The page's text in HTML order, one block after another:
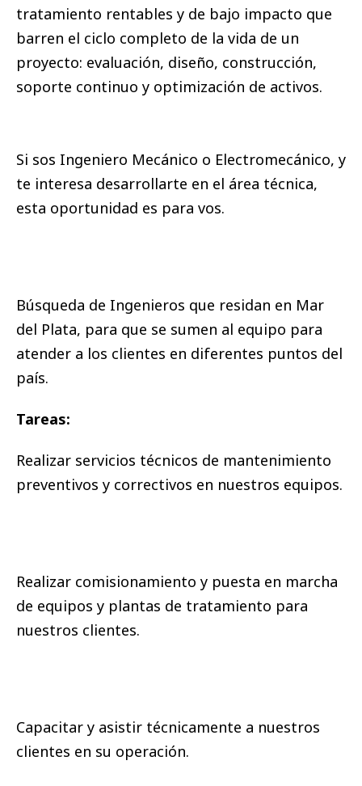
tratamiento rentables y de bajo impacto que
barren el ciclo completo de la vida de un
proyecto: evaluación, diseño, construcción,
soporte continuo y optimización de activos.
Si sos Ingeniero Mecánico o Electromecánico, y
te interesa desarrollarte en el área técnica,
esta oportunidad es para vos.
Búsqueda de Ingenieros que residan en Mar
del Plata, para que se sumen al equipo para
atender a los clientes en diferentes puntos del
país.
Tareas:
Realizar servicios técnicos de mantenimiento
preventivos y correctivos en nuestros equipos.
Realizar comisionamiento y puesta en marcha
de equipos y plantas de tratamiento para
nuestros clientes.
Capacitar y asistir técnicamente a nuestros
clientes en su operación.